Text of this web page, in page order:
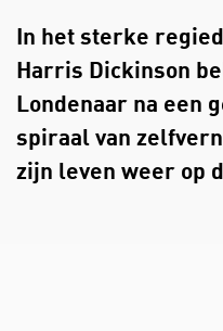
In het sterke
Harris Dickinson
Londenaar na een
spiraal van
zijn leven weer op